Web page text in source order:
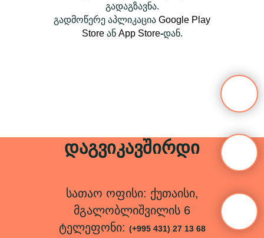
გადაგზავნა.
გადმოწერე აპლიკაცია Google Play
Storeან App Store-დან.
დაგვიკავშირდი
სათაო ოფისი: ქუთაისი,
მგალობლიშვილის 6
ტელეფონი: (+995 431) 27 13 68